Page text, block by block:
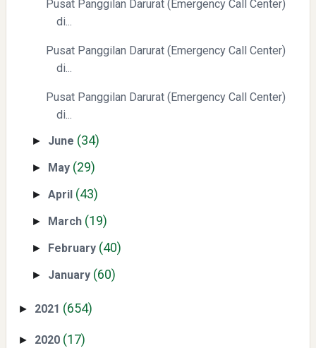
Pusat Panggilan Darurat (Emergency Call Center)
di...
Pusat Panggilan Darurat (Emergency Call Center)
di...
Pusat Panggilan Darurat (Emergency Call Center)
di...
► June (34)
► May (29)
►April (43)
► March (19)
► February (40)
► January (60)
► 2021 (654)
► 2020 (17)